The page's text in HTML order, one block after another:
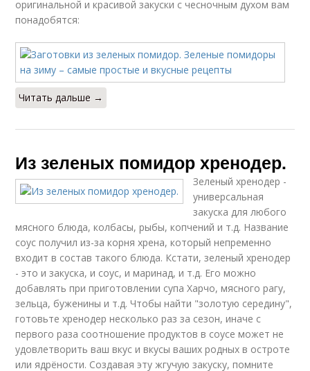
оригинальной и красивой закуски с чесночным духом вам
понадобятся:
Читать дальше →
Из зеленых помидор хренодер.
Зеленый хренодер -
универсальная
закуска для любого
мясного блюда, колбасы, рыбы, копчений и т.д. Название
соус получил из-за корня хрена, который непременно
входит в состав такого блюда. Кстати, зеленый хренодер
- это и закуска, и соус, и маринад, и т.д. Его можно
добавлять при приготовлении супа Харчо, мясного рагу,
зельца, буженины и т.д. Чтобы найти "золотую середину",
готовьте хренодер несколько раз за сезон, иначе с
первого раза соотношение продуктов в соусе может не
удовлетворить ваш вкус и вкусы ваших родных в остроте
или ядрёности. Создавая эту жгучую закуску, помните